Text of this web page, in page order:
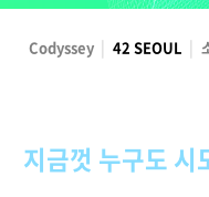
Codyssey 42 SEOUL
지금껏 누구도 시